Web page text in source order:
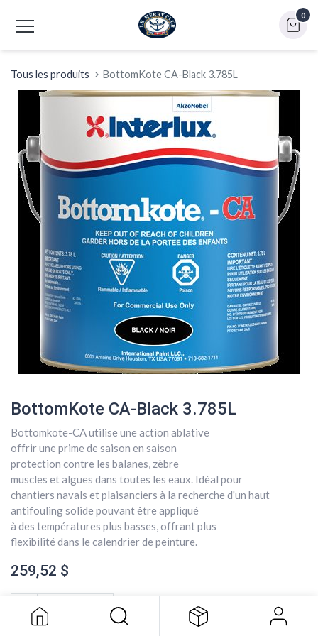
0
Tous les produits BottomKote CA-Black 3.785L
BottomKote CA-Black 3.785L
Bottomkote-CA utilise une action ablative
offrir une prime de saison en saison
protection contre les balanes, zèbre
muscles et algues dans toutes les eaux. Idéal pour
chantiers navals et plaisanciers à la recherche d'un haut
antifouling solide pouvant être appliqué
à des températures plus basses, offrant plus
flexibilité dans le calendrier de peinture.
259,52 $